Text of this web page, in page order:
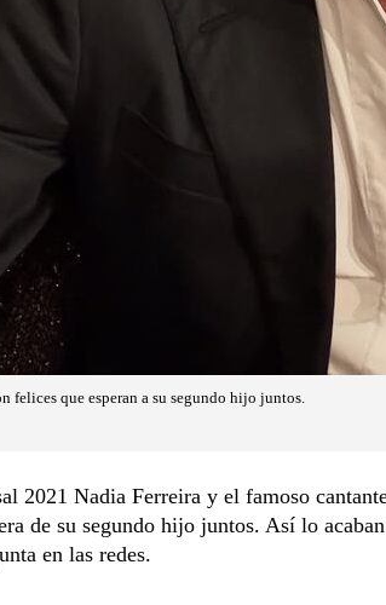
felices que esperan a su segundo hijo juntos.
2021 Nadia Ferreira y el famoso
de su segundo hijo juntos. Así lo
en las redes.